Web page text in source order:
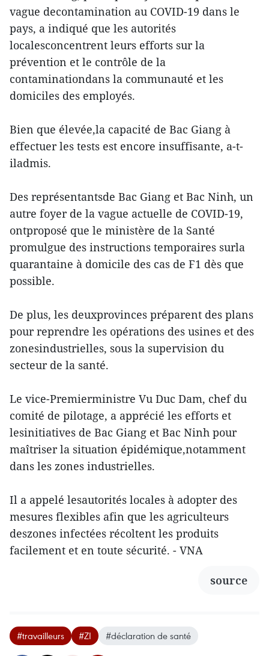
vague decontamination au COVID-19 dans le
pays, a indiqué que les autorités
localesconcentrent leurs efforts sur la
prévention et le contrôle de la
contaminationdans la communauté et les
domiciles des employés.
Bien que élevée,la capacité de Bac Giang à
effectuer les tests est encore insuffisante, a-t-
iladmis.
Des représentantsde Bac Giang et Bac Ninh, un
autre foyer de la vague actuelle de COVID-19,
ontproposé que le ministère de la Santé
promulgue des instructions temporaires surla
quarantaine à domicile des cas de F1 dès que
possible.
De plus, les deuxprovinces préparent des plans
pour reprendre les opérations des usines et des
zonesindustrielles, sous la supervision du
secteur de la santé.
Le vice-Premierministre Vu Duc Dam, chef du
comité de pilotage, a apprécié les efforts et
lesinitiatives de Bac Giang et Bac Ninh pour
maîtriser la situation épidémique,notamment
dans les zones industrielles.
Il a appelé lesautorités locales à adopter des
mesures flexibles afin que les agriculteurs
deszones infectées récoltent les produits
facilement et en toute sécurité. - VNA
source
#travailleurs #ZI #déclaration de santé